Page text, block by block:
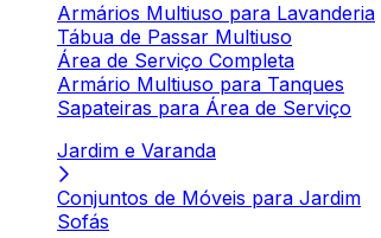
Armários Multiuso para Lavanderia
Tábua de Passar Multiuso
Área de Serviço Completa
Armário Multiuso para Tanques
Sapateiras para Área de Serviço
Jardim e Varanda
Conjuntos de Móveis para Jardim
Sofás